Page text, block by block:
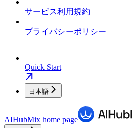
サービス利用規約
プライバシーポリシー
Quick Start
日本語
AIHubMix home page